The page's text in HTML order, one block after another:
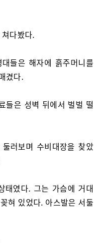
다봤다.
들은 해자에 흙주머니를
겼다.
들은 성벽 뒤에서 벌벌 떨
러보며 수비대장을 찾았
태였다. 그는 가슴에 거대
혀 있었다. 아스발은 서둘